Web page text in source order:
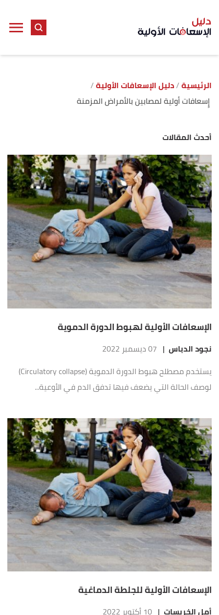
الرئيسية دليل الإسعافات الأولية
إٍسعافات أولية لمصابين بالأمراض المزمنة
أحدث المقالات
الإسعافات الأولية لهبوط الدورة الدموية
نجود الدباس | 07 ديسمبر 2022
يستخدم مصطلح هبوط الدورة الدموية (Circulatory collapse)
لوصف الحالة التي يضعف فيها تدفق الدم في الأوعية...
الإسعافات الأولية للجلطة الدماغية
أمل الخريسات | 10 أكتوبر 2022